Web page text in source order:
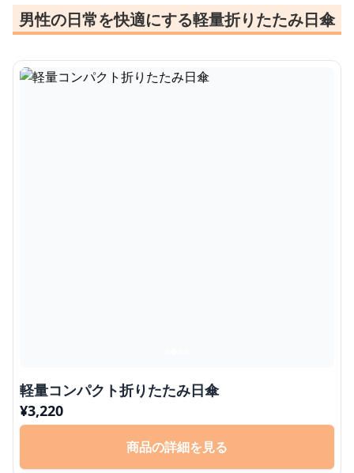
男性の日常を快適にする軽量折りたたみ日傘
軽量コンパクト折りたたみ日傘
¥3,220
商品の詳細を見る